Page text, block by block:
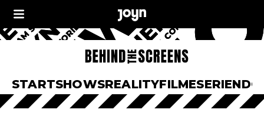
STARTSHOWSREALITYFILMESERIEN